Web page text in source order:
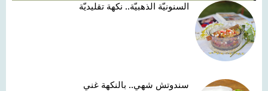
السنونيّة الذهبيّة.. نكهة تقليديّة
سندوتش شهي.. بالنكهة غني